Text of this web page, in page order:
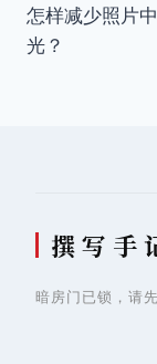
章
怎样减少照片
光？
撰 写 手
暗房门已锁，请先